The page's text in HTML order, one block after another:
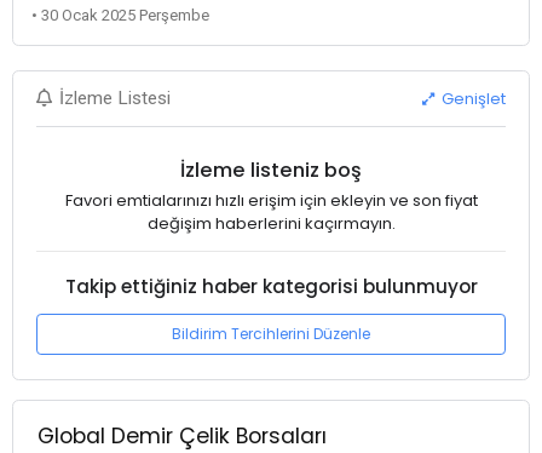
• 30 Ocak 2025 Perşembe
İzleme Listesi Genişlet
İzleme listeniz boş
Favori emtialarınızı hızlı erişim için ekleyin ve son fiyat
değişim haberlerini kaçırmayın.
Takip ettiğiniz haber kategorisi bulunmuyor
Bildirim Tercihlerini Düzenle
Global Demir Çelik Borsaları